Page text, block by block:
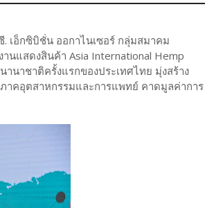
เอ็กซิบิชั่น ออกาไนเซอร์ กลุ่มสมาคม
นแสดงสินค้า Asia International Hemp
าชาติครั้งแรกของประเทศไทย มุ่งสร้าง
าคอุตสาหกรรมและการแพทย์ คาดมูลค่าการ